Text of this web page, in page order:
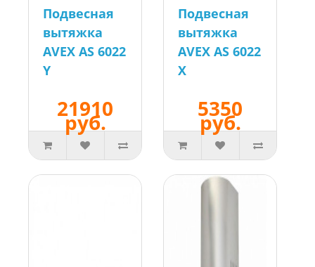
Подвесная
вытяжка
AVEX AS 6022
Y
21910
руб.
Подвесная
вытяжка
AVEX AS 6022
X
5350
руб.